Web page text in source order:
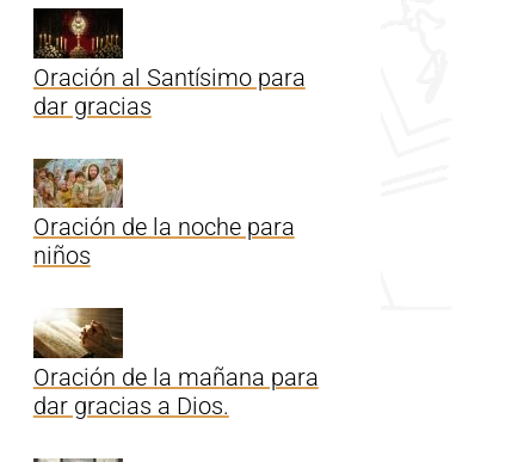
Oración al Santísimo para
dar gracias
Oración de la noche para
niños
Oración de la mañana para
dar gracias a Dios.